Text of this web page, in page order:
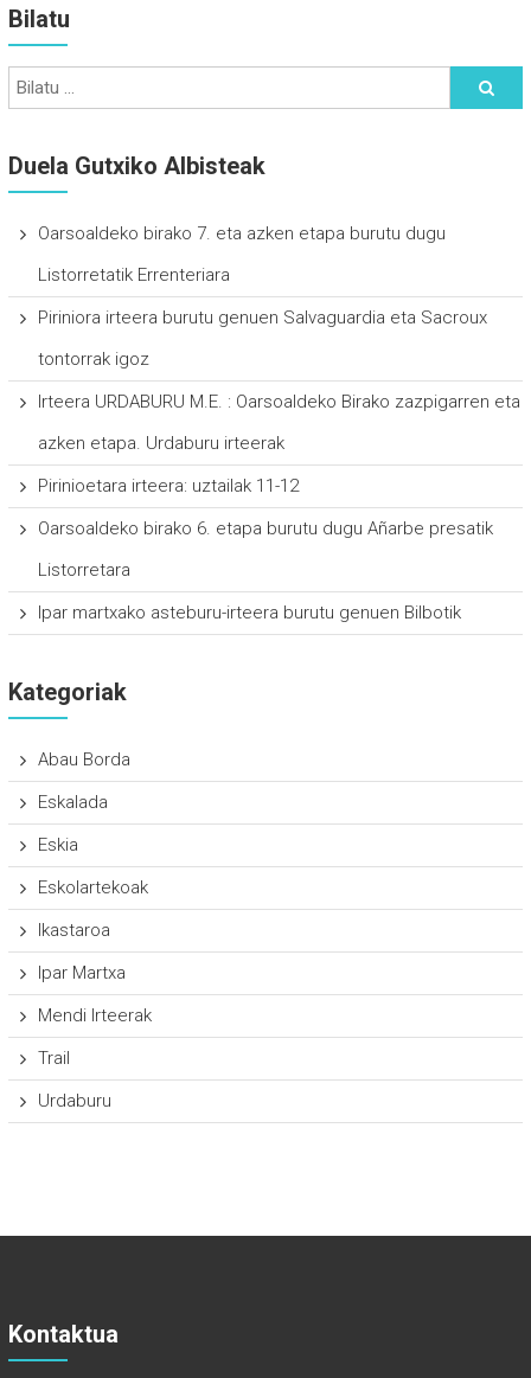
Bilatu
Duela Gutxiko Albisteak
Oarsoaldeko birako 7. eta azken etapa burutu dugu
Listorretatik Errenteriara
Piriniora irteera burutu genuen Salvaguardia eta Sacroux
tontorrak igoz
Irteera URDABURU M.E. : Oarsoaldeko Birako zazpigarren eta
azken etapa. Urdaburu irteerak
Pirinioetara irteera: uztailak 11-12
Oarsoaldeko birako 6. etapa burutu dugu Añarbe presatik
Listorretara
Ipar martxako asteburu-irteera burutu genuen Bilbotik
Kategoriak
Abau Borda
Eskalada
Eskia
Eskolartekoak
Ikastaroa
Ipar Martxa
Mendi Irteerak
Trail
Urdaburu
Kontaktua